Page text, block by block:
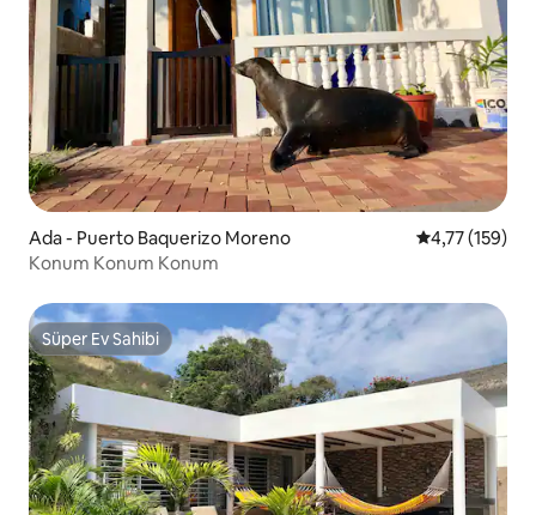
Ada - Puerto Baquerizo Moreno 5 üzerinden
4,77 (159)
Konum Konum Konum
Süper Ev Sahibi
Süper Ev Sahibi